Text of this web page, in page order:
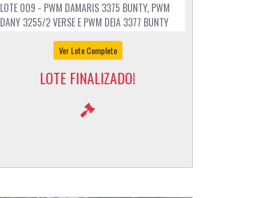
LOTE 009 - PWM DAMARIS 3375 BUNTY, PWM
DANY 3255/2 VERSE E PWM DEIA 3377 BUNTY
Ver Lote Completo
LOTE FINALIZADO!